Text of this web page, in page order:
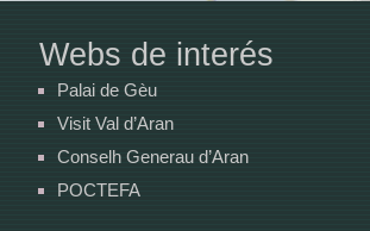
Webs de interés
Palai de Gèu
Visit Val d’Aran
Conselh Generau d’Aran
POCTEFA